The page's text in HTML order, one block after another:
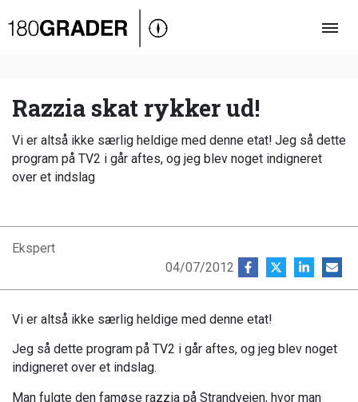
Oversigt
Debat
Video
Podcast
Razzia skat rykker ud!
Vi er altså ikke særlig heldige med denne etat! Jeg så dette
program på TV2 i går aftes, og jeg blev noget indigneret
over et indslag
Ekspert
04/07/2012
Vi er altså ikke særlig heldige med denne etat!
Jeg så dette program på TV2 i går aftes, og jeg blev noget
indigneret over et indslag.
Man fulgte den famøse razzia på Strandvejen, hvor man